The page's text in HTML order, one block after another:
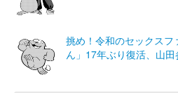
挑め！令和のセックスフ
ん」17年ぶり復活、山田